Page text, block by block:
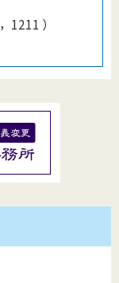
1211 ）